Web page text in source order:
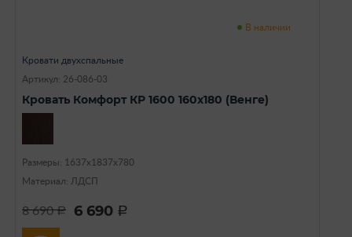
В наличии
Кровати двухспальные
Артикул: 26-086-03
Кровать Комфорт КР 1600 160х180 (Венге)
Размеры: 1637х1837х780
Материал: ЛДСП
8 690a 6 690 a